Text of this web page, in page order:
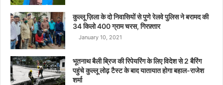
कुल्लू ज़िला के दो निवासियों से पुणे रेलवे पुलिस ने बरामद की
34 किलो 400 ग्राम चरस, गिरफ़्तार
January 10, 2021
भूतनाथ बैली ब्रिज की रिपेयरिंग के लिए विदेश से 2 बैरिंग
पहुंचे कुल्लू लोढ़ टैस्ट के बाद यातायात होगा बहाल-राजेश
शर्मा